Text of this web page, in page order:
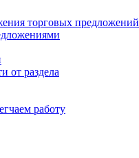
торговых предложений
от раздела
работу